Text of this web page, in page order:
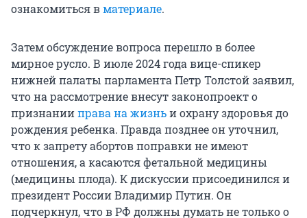
ознакомиться вматериале.
Затем обсуждение вопроса перешло в более
мирное русло. В июле 2024 года вице-спикер
нижней палаты парламента Петр Толстой заявил,
что на рассмотрение внесут законопроект о
признанииправа на жизньи охрану здоровья до
рождения ребенка. Правда позднее он уточнил,
что к запрету абортов поправки не имеют
отношения, а касаются фетальной медицины
(медицины плода). К дискуссии присоединился и
президент России Владимир Путин. Он
подчеркнул, что в РФ должны думать не только о